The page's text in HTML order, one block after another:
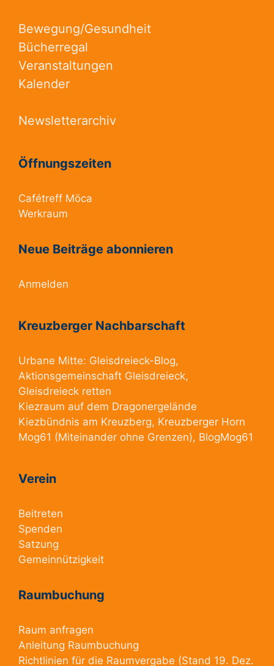
Bewegung/Gesundheit
Bücherregal
Veranstaltungen
Kalender
Newsletterarchiv
Öffnungszeiten
Cafétreff Möca
Werkraum
Neue Beiträge abonnieren
Anmelden
Kreuzberger Nachbarschaft
Urbane Mitte: Gleisdreieck-Blog,
Aktionsgemeinschaft Gleisdreieck,
Gleisdreieck retten
Kiezraum auf dem Dragonergelände
Kiezbündnis am Kreuzberg, Kreuzberger Horn
Mog61 (Miteinander ohne Grenzen), BlogMog61
Verein
Beitreten
Spenden
Satzung
Gemeinnützigkeit
Raumbuchung
Raum anfragen
Anleitung Raumbuchung
Richtlinien für die Raumvergabe (Stand 19. Dez.